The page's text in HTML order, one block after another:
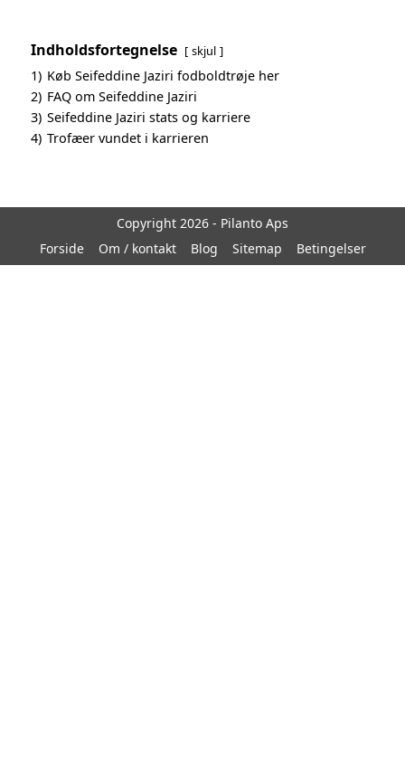
Indholdsfortegnelse skjul
1) Køb Seifeddine Jaziri fodboldtrøje her
2) FAQ om Seifeddine Jaziri
3) Seifeddine Jaziri stats og karriere
4) Trofæer vundet i karrieren
Copyright 2026 - Pilanto Aps
Forside
Om / kontakt Blog Sitemap Betingelser